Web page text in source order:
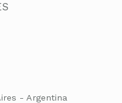
- Argentina